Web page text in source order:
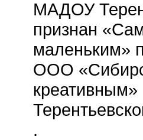
МАДОУ
признан
маленьким»
ООО
креативным»
.